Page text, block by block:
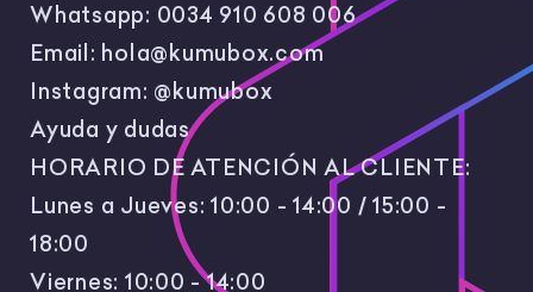
Whatsapp: 0034 910 608 006
Email: hola@kumubox.com
Instagram: @kumubox
Ayuda y dudas
HORARIO DE ATENCIÓN AL CLIENTE:
Lunes a Jueves: 10:00 - 14:00 / 15:00 -
18:00
Viernes: 10:00 - 14:00